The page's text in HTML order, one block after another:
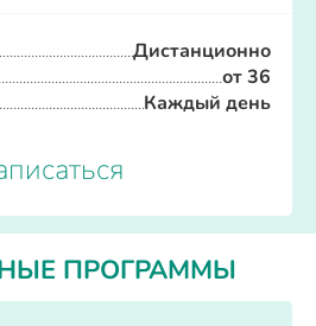
Дистанционно
от 36
Каждый день
ПРОГРАММЫ